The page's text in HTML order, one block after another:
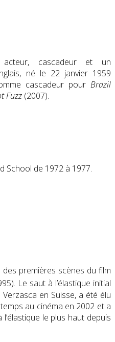
cascadeuret un
né le 22 janvier 1959
cascadeur pour Brazil
Fuzz (2007).
School de 1972 à 1977.
des premières scènes du film
. Le saut à l’élastique initial
en Suisse, a été élu
au cinéma en 2002 et a
le plus haut depuis